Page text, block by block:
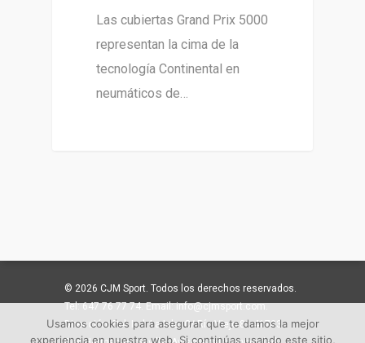
Las cubiertas Grand Prix 5000
representan la cima de la
tecnología Continental en
neumáticos de…
© 2026 CJM Sport. Todos los derechos reservados.
Tel: 647 76 77 74. Email: info@cjmsport.com.
Dirección: Pol. Ind. La Isla. C/ Río Viejo 81 41703
Usamos cookies para asegurar que te damos la mejor
experiencia en nuestra web. Si continúas usando este sitio,